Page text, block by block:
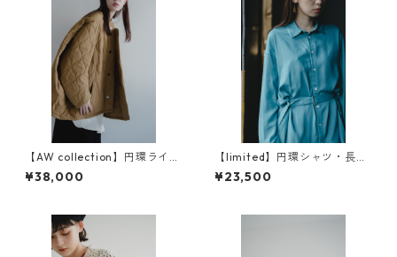
【AW collection】円環ライナ
ー ナイロン両面キルティン
グ
¥38,000
【limited】円環シャツ・長
袖 crease care finishing
（イージーケア）
¥23,500